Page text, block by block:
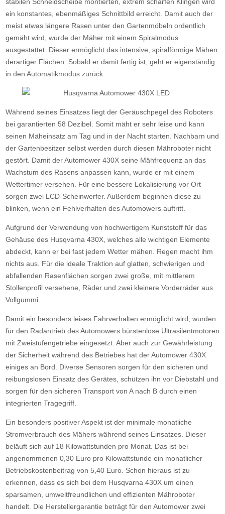
stabilen Schneidscheibe montierten, extrem scharfen Klingen wird
ein konstantes, ebenmäßiges Schnittbild erreicht. Damit auch der
meist etwas längere Rasen unter den Gartenmöbeln ordentlich
gemäht wird, wurde der Mäher mit einem Spiralmodus
ausgestattet. Dieser ermöglicht das intensive, spiralförmige Mähen
derartiger Flächen. Sobald er damit fertig ist, geht er eigenständig
in den Automatikmodus zurück.
Während seines Einsatzes liegt der Geräuschpegel des Roboters
bei garantierten 58 Dezibel. Somit mäht er sehr leise und kann
seinen Mäheinsatz am Tag und in der Nacht starten. Nachbarn und
der Gartenbesitzer selbst werden durch diesen Mähroboter nicht
gestört. Damit der Automower 430X seine Mähfrequenz an das
Wachstum des Rasens anpassen kann, wurde er mit einem
Wettertimer versehen. Für eine bessere Lokalisierung vor Ort
sorgen zwei LCD-Scheinwerfer. Außerdem beginnen diese zu
blinken, wenn ein Fehlverhalten des Automowers auftritt.
Aufgrund der Verwendung von hochwertigem Kunststoff für das
Gehäuse des Husqvarna 430X, welches alle wichtigen Elemente
abdeckt, kann er bei fast jedem Wetter mähen. Regen macht ihm
nichts aus. Für die ideale Traktion auf glatten, schwierigen und
abfallenden Rasenflächen sorgen zwei große, mit mittlerem
Stollenprofil versehene, Räder und zwei kleinere Vorderräder aus
Vollgummi.
Damit ein besonders leises Fahrverhalten ermöglicht wird, wurden
für den Radantrieb des Automowers bürstenlose Ultrasilentmotoren
mit Zweistufengetriebe eingesetzt. Aber auch zur Gewährleistung
der Sicherheit während des Betriebes hat der Automower 430X
einiges an Bord. Diverse Sensoren sorgen für den sicheren und
reibungslosen Einsatz des Gerätes, schützen ihn vor Diebstahl und
sorgen für den sicheren Transport von A nach B durch einen
integrierten Tragegriff.
Ein besonders positiver Aspekt ist der minimale monatliche
Stromverbrauch des Mähers während seines Einsatzes. Dieser
beläuft sich auf 18 Kilowattstunden pro Monat. Das ist bei
angenommenen 0,30 Euro pro Kilowattstunde ein monatlicher
Betriebskostenbeitrag von 5,40 Euro. Schon hieraus ist zu
erkennen, dass es sich bei dem Husqvarna 430X um einen
sparsamen, umweltfreundlichen und effizienten Mähroboter
handelt. Die Herstellergarantie beträgt für den Automower zwei